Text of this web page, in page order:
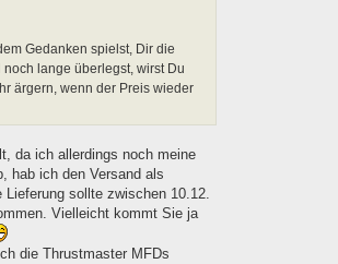
Gedanken spielst, Dir die
lange überlegst, wirst Du
ärgern, wenn der Preis wieder
da ich allerdings noch meine
hab ich den Versand als
Lieferung sollte zwischen 10.12.
Vielleicht kommt Sie ja
die Thrustmaster MFDs